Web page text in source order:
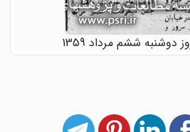
دوشنبه ششم مرداد 1359